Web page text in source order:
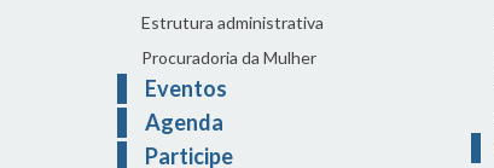
Estrutura administrativa
Procuradoria da Mulher
Eventos
Agenda
Participe